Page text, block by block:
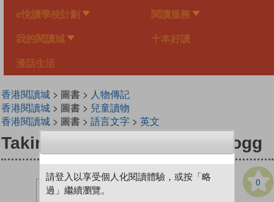
e悅讀學校計劃 閱讀服務
我的閱讀城 十本好讀
漫話生活
香港閱讀城> 圖書 > 人物傳記
香港閱讀城> 圖書 > 兒童讀物
香港閱讀城> 圖書 > 語言文字> 英文
Taking a Stand with David Hogg
0
請登入以享受個人化閱讀體驗，或按「略
過」繼續瀏覽。